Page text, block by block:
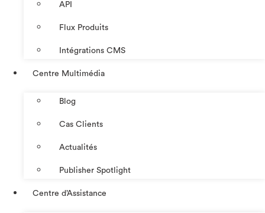
API
Flux Produits
Intégrations CMS
Centre Multimédia
Blog
Cas Clients
Actualités
Publisher Spotlight
Centre d’Assistance